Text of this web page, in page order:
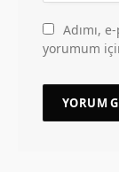
Adımı,
yorumum